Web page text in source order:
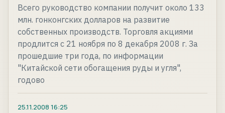
Всего руководство компании получит около 133
млн. гонконгских долларов на развитие
собственных производств. Торговля акциями
продлится с 21 ноября по 8 декабря 2008 г. За
прошедшие три года, по информации
"Китайской сети обогащения руды и угля",
годово
25.11.2008 16:25